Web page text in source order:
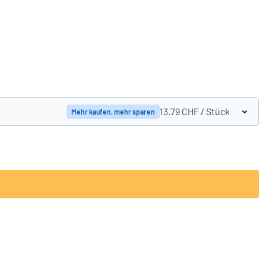
Mehr kaufen, mehr sparen 13.79 CHF / Stück